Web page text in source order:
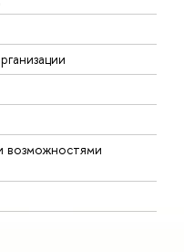
возможностями